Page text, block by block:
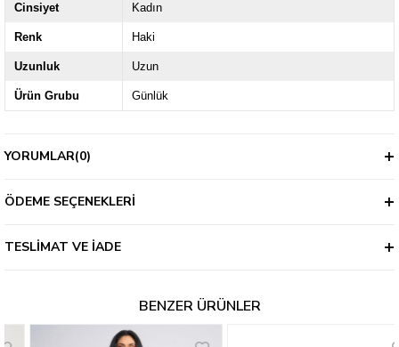
Cinsiyet Kadın
Renk Haki
Uzunluk Uzun
Ürün Grubu Günlük
YORUMLAR(0)
ÖDEME SEÇENEKLERI
TESLIMAT VE İADE
BENZER ÜRÜNLER